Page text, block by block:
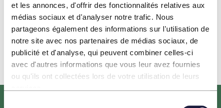
et les annonces, d'offrir des fonctionnalités relatives aux
médias sociaux et d'analyser notre trafic. Nous
partageons également des informations sur l'utilisation de
notre site avec nos partenaires de médias sociaux, de
publicité et d'analyse, qui peuvent combiner celles-ci
avec d'autres informations que vous leur avez fournies
ou qu'ils ont collectées lors de votre utilisation de leurs
Home»Les
actualités
»2021.03-Documentation générale-Stratégie de l’Etat
pour le développement des énergies renouvelables en
Gironde